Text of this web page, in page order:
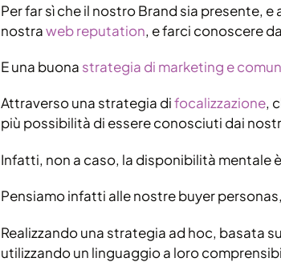
Per far sì che il nostro Brand sia presente,
nostraweb reputation, e farci conoscere
E una buona strategia di marketing e
Attraverso una strategia difocalizzazione,
più possibilità di essere conosciuti dai
Infatti, non a caso, la disponibilità
Pensiamo infatti alle nostre buyer
Realizzando una strategia ad hoc, basata
utilizzando un linguaggio a loro